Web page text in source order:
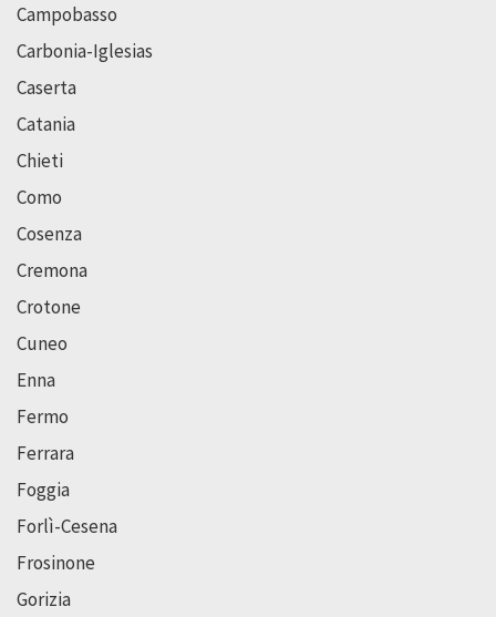
Campobasso
Carbonia-Iglesias
Caserta
Catania
Chieti
Como
Cosenza
Cremona
Crotone
Cuneo
Enna
Fermo
Ferrara
Foggia
Forlì-Cesena
Frosinone
Gorizia